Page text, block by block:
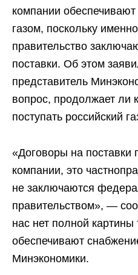
компании
газом, поскольку
правительство
поставки. Об этом
представитель
вопрос, продолжает ли
поступать российский
«Договоры на поставки
компании, это
не заключаются
правительством», —
нас нет полной картины
обеспечивают
Минэкономики.